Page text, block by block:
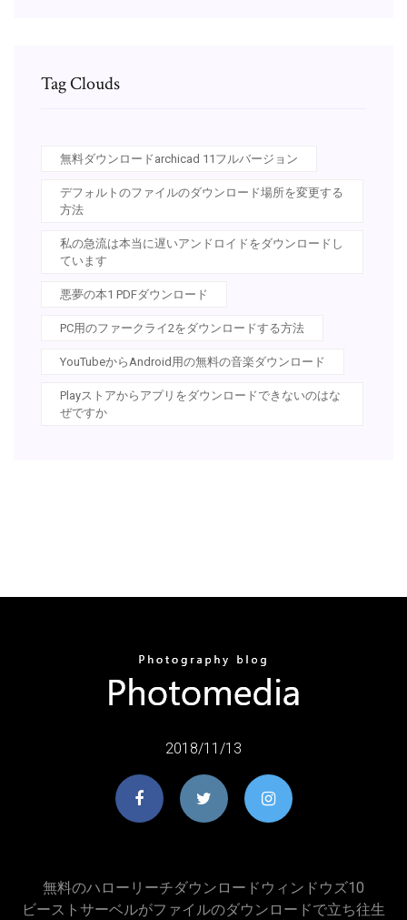
Tag Clouds
無料ダウンロードarchicad 11フルバージョン
デフォルトのファイルのダウンロード場所を変更する
方法
私の急流は本当に遅いアンドロイドをダウンロードし
ています
悪夢の本1 PDFダウンロード
PC用のファークライ2をダウンロードする方法
YouTubeからAndroid用の無料の音楽ダウンロード
Playストアからアプリをダウンロードできないのはな
ぜですか
2018/11/13
無料のハローリーチダウンロードウィンドウズ10
ビーストサーベルがファイルのダウンロードで立ち往生